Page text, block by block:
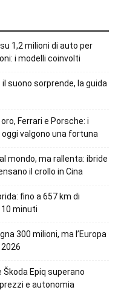
1,2 milioni di auto per
i modelli coinvolti
il suono sorprende, la guida
Ferrari e Porsche: i
valgono una fortuna
mondo, ma rallenta: ibride
il crollo in Cina
fino a 657 km di
minuti
300 milioni, ma l’Europa
Škoda Epiq superano
e autonomia